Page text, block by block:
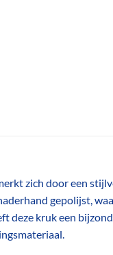
zich door een
gepolijst,
deze kruk een